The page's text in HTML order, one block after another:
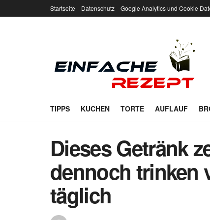
Startseite Datenschutz Google Analytics und Cookie
TIPPS KUCHEN TORTE AUFLAUF
Dieses Getränk
dennoch trinken
täglich